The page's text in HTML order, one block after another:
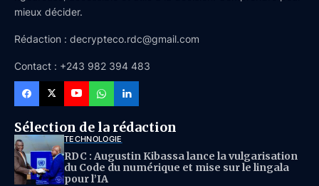
mieux décider.
Rédaction : decrypteco.rdc@gmail.com
Contact : +243 982 394 483
Sélection de la rédaction
TECHNOLOGIE
RDC : Augustin Kibassa lance la vulgarisation
du Code du numérique et mise sur le lingala
pour l’IA